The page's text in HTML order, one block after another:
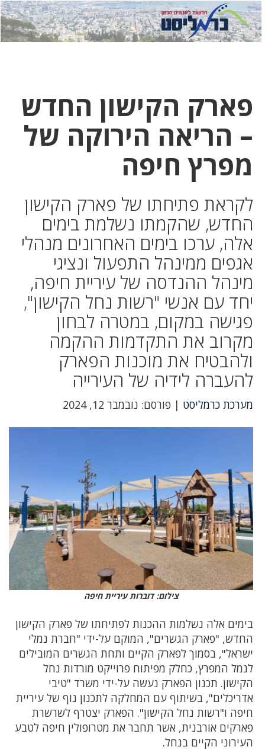
לחץ
כאן
לחץ
כדי
פארק הקישון החדש
– הריאה הירוקה של
מפרץ חיפה
לקראת פתיחתו של פארק הקישון
החדש, שהקמתו נשלמת בימים
אלה, ערכו בימים האחרונים מנהלי
אגפים ממינהל התפעול ונציגי
מינהל ההנדסה של עיריית חיפה,
יחד עם אנשי "רשות נחל הקישון",
פגישה במקום, במטרה לבחון
מקרוב את התקדמות ההקמה
ולהבטיח את מוכנות הפארק
להעברה לידיה של העירייה
מערכת כרמליסט | פורסם: נובמבר 12, 2024
צילום: דוברות עיריית חיפה
בימים אלה נשלמות ההכנות לפתיחתו של פארק הקישון
החדש, "פארק הגשרים", המוקם על-ידי "חברת נמלי
ישראל", בסמוך לפארק הקיים ותחת הגשרים המובילים
לנמל המפרץ, כחלק מפיתוח פרוייקט מורדות נחל
הקישון. תכנון הפארק נעשה על-ידי משרד "טיבי
אדריכלים", בשיתוף עם המחלקה לתכנון נוף של עיריית
חיפה ו"רשות נחל הקישון". הפארק יצטרף לשרשרת
פארקים אורבנית, אשר תחבר את מטרופולין חיפה לטבע
העירוני הקיים בנחל.